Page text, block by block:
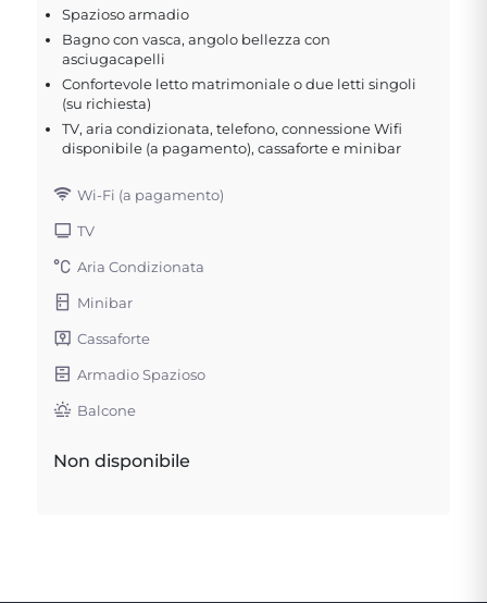
Spazioso armadio
Bagno con vasca, angolo bellezza con
asciugacapelli
Confortevole letto matrimoniale o due letti singoli
(su richiesta)
TV, aria condizionata, telefono, connessione Wifi
disponibile (a pagamento), cassaforte e minibar
Wi-Fi (a pagamento)
TV
Aria Condizionata
Minibar
Cassaforte
Armadio Spazioso
Balcone
Non disponibile